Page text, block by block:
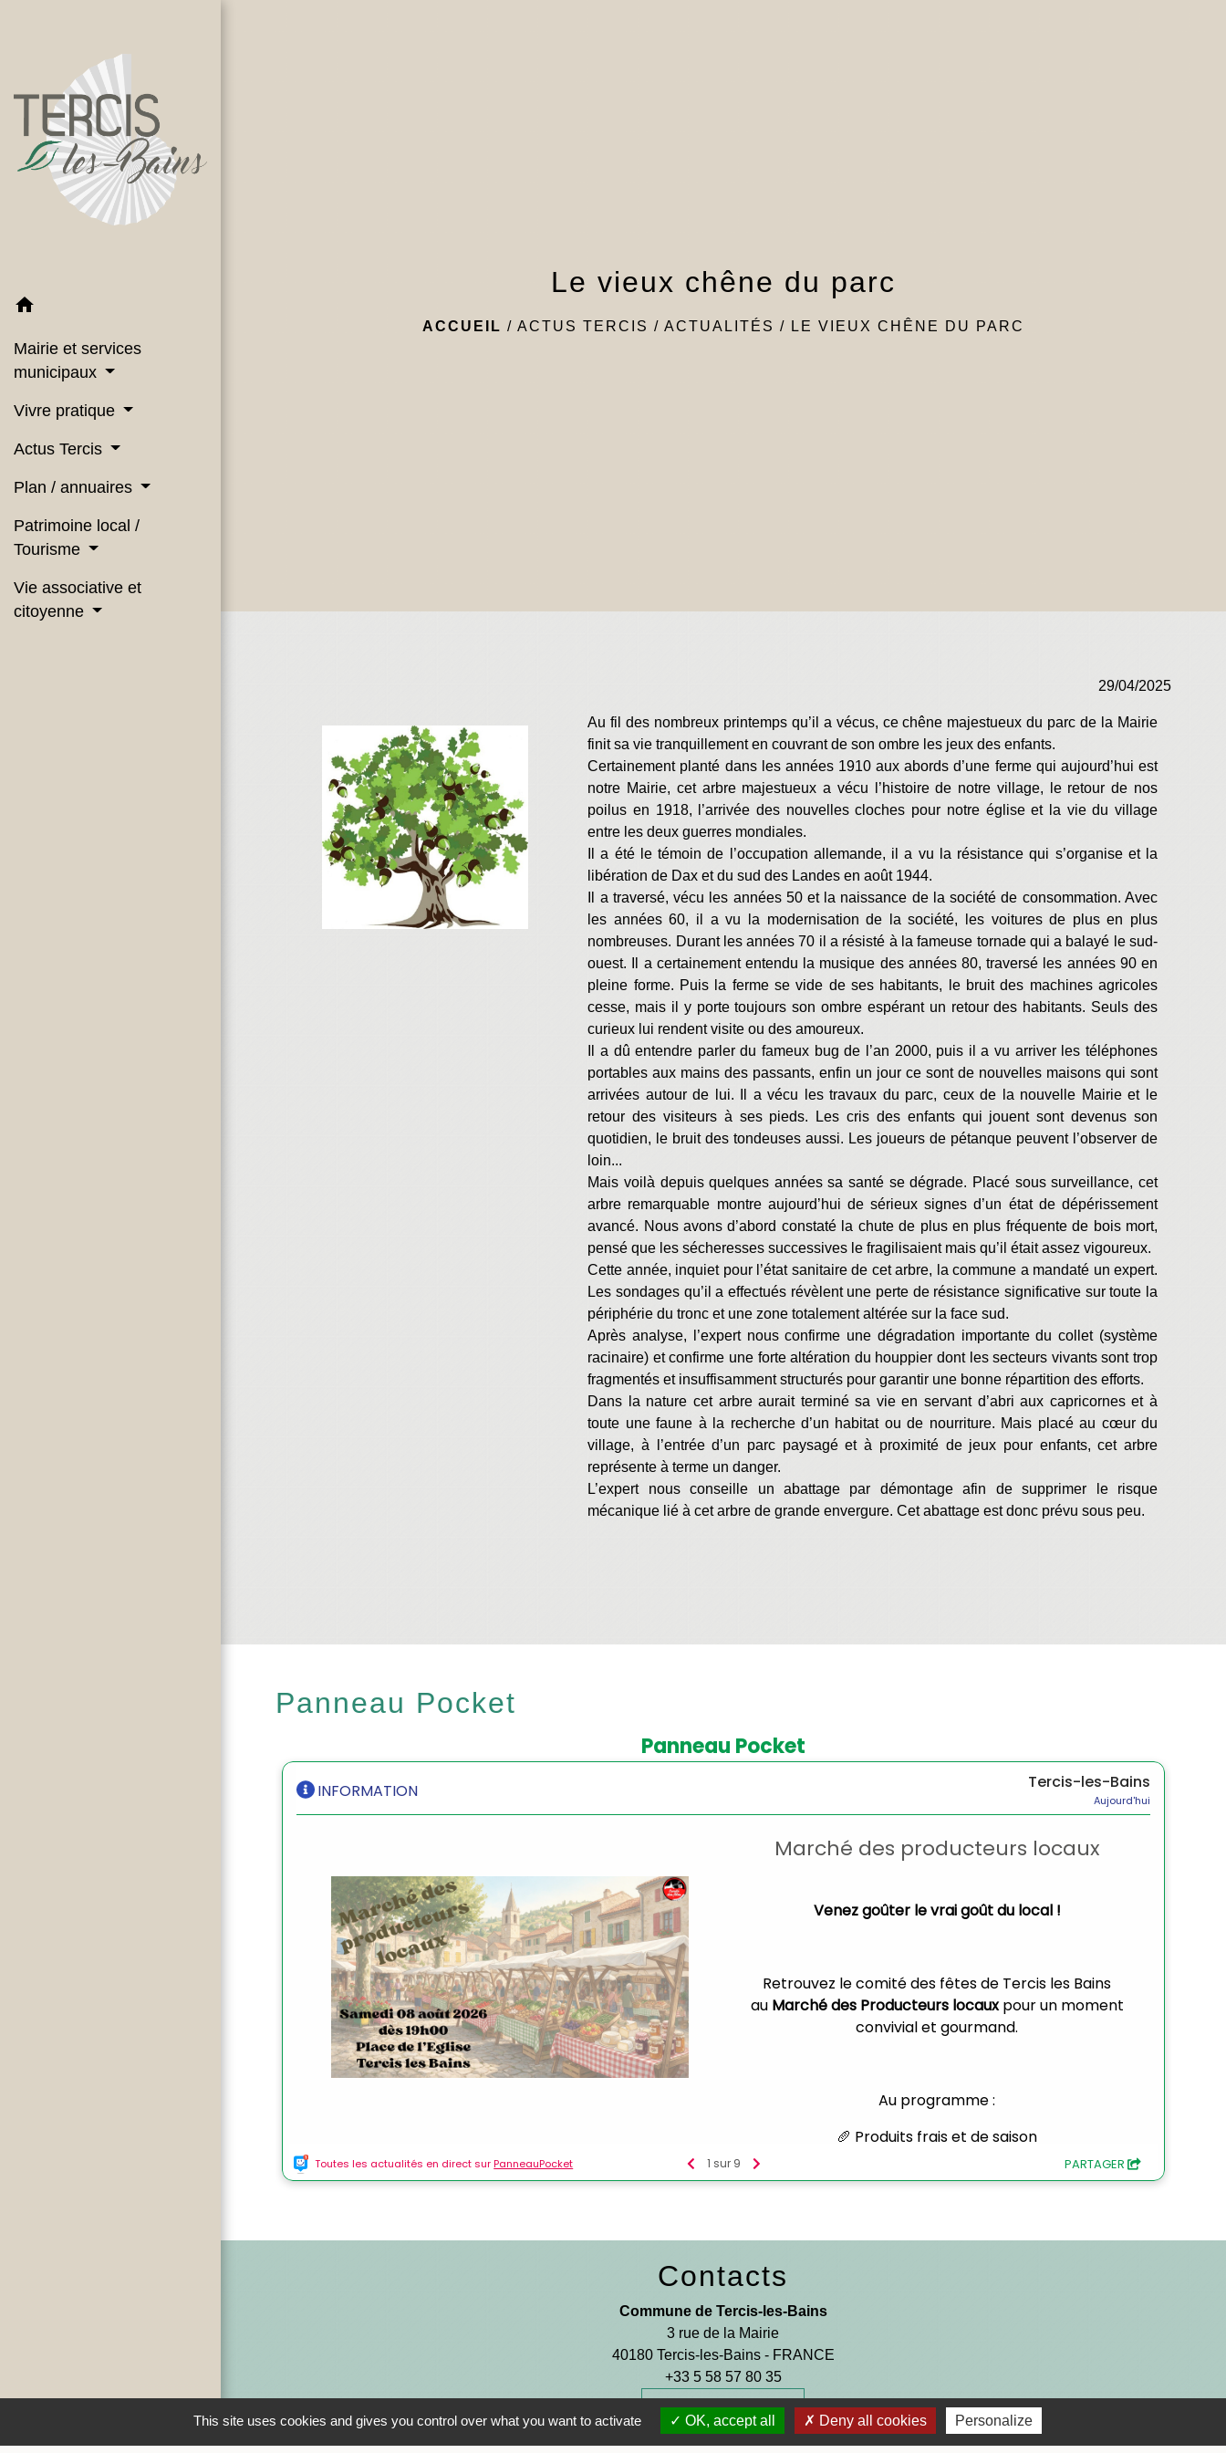
home
Mairie et services
municipaux
Vivre pratique
Actus Tercis
Plan / annuaires
Patrimoine local /
Tourisme
Vie associative et
citoyenne
Le vieux chêne du parc
ACCUEIL / ACTUS TERCIS / ACTUALITÉS / LE VIEUX CHÊNE DU PARC
29/04/2025
Au fil des nombreux printemps qu’il a vécus, ce chêne majestueux du parc de la Mairie
finit sa vie tranquillement en couvrant de son ombre les jeux des enfants.
Certainement planté dans les années 1910 aux abords d’une ferme qui aujourd’hui est
notre Mairie, cet arbre majestueux a vécu l’histoire de notre village, le retour de nos
poilus en 1918, l’arrivée des nouvelles cloches pour notre église et la vie du village
entre les deux guerres mondiales.
Il a été le témoin de l’occupation allemande, il a vu la résistance qui s’organise et la
libération de Dax et du sud des Landes en août 1944.
Il a traversé, vécu les années 50 et la naissance de la société de consommation. Avec
les années 60, il a vu la modernisation de la société, les voitures de plus en plus
nombreuses. Durant les années 70 il a résisté à la fameuse tornade qui a balayé le sud-
ouest. Il a certainement entendu la musique des années 80, traversé les années 90 en
pleine forme. Puis la ferme se vide de ses habitants, le bruit des machines agricoles
cesse, mais il y porte toujours son ombre espérant un retour des habitants. Seuls des
curieux lui rendent visite ou des amoureux.
Il a dû entendre parler du fameux bug de l’an 2000, puis il a vu arriver les téléphones
portables aux mains des passants, enfin un jour ce sont de nouvelles maisons qui sont
arrivées autour de lui. Il a vécu les travaux du parc, ceux de la nouvelle Mairie et le
retour des visiteurs à ses pieds. Les cris des enfants qui jouent sont devenus son
quotidien, le bruit des tondeuses aussi. Les joueurs de pétanque peuvent l’observer de
loin...
Mais voilà depuis quelques années sa santé se dégrade. Placé sous surveillance, cet
arbre remarquable montre aujourd’hui de sérieux signes d’un état de dépérissement
avancé. Nous avons d’abord constaté la chute de plus en plus fréquente de bois mort,
pensé que les sécheresses successives le fragilisaient mais qu’il était assez vigoureux.
Cette année, inquiet pour l’état sanitaire de cet arbre, la commune a mandaté un expert.
Les sondages qu’il a effectués révèlent une perte de résistance significative sur toute la
périphérie du tronc et une zone totalement altérée sur la face sud.
Après analyse, l’expert nous confirme une dégradation importante du collet (système
racinaire) et confirme une forte altération du houppier dont les secteurs vivants sont trop
fragmentés et insuffisamment structurés pour garantir une bonne répartition des efforts.
Dans la nature cet arbre aurait terminé sa vie en servant d’abri aux capricornes et à
toute une faune à la recherche d’un habitat ou de nourriture. Mais placé au cœur du
village, à l’entrée d’un parc paysagé et à proximité de jeux pour enfants, cet arbre
représente à terme un danger.
L’expert nous conseille un abattage par démontage afin de supprimer le risque
mécanique lié à cet arbre de grande envergure. Cet abattage est donc prévu sous peu.
Panneau Pocket
Contacts
Commune de Tercis-les-Bains
3 rue de la Mairie
40180 Tercis-les-Bains - FRANCE
+33 5 58 57 80 35
Contact par formulaire
This site uses cookies and gives you control over what you want to activate OK, accept all Deny all cookies Personalize